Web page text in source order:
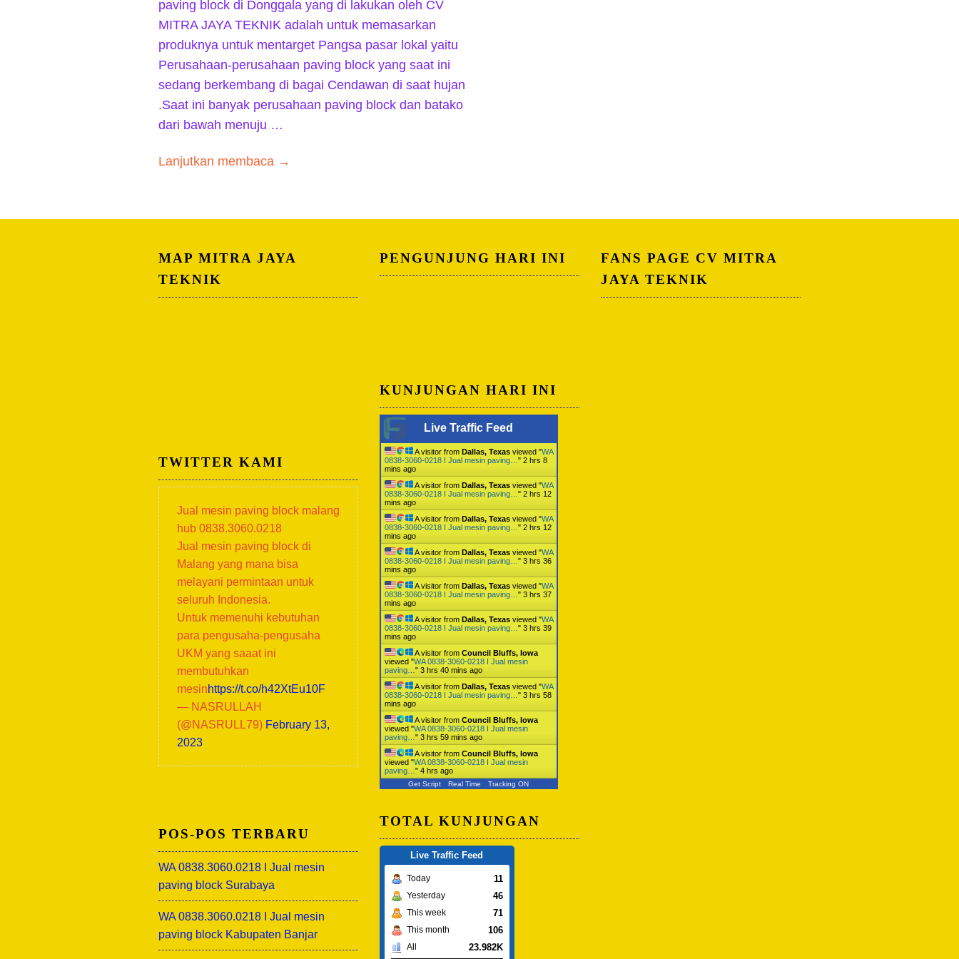
paving block di Donggala yang di lakukan oleh CV
MITRA JAYA TEKNIK adalah untuk memasarkan
produknya untuk mentarget Pangsa pasar lokal yaitu
Perusahaan-perusahaan paving block yang saat ini
sedang berkembang di bagai Cendawan di saat hujan
.Saat ini banyak perusahaan paving block dan batako
dari bawah menuju …
Lanjutkan membaca →
MAP MITRA JAYA
TEKNIK
TWITTER KAMI
Jual mesin paving block malang
hub 0838.3060.0218
Jual mesin paving block di
Malang yang mana bisa
melayani permintaan untuk
seluruh Indonesia.
Untuk memenuhi kebutuhan
para pengusaha-pengusaha
UKM yang saaat ini
membutuhkan
mesinhttps://t.co/h42XtEu10F
— NASRULLAH
(@NASRULL79) February 13,
2023
POS-POS TERBARU
WA 0838.3060.0218 I Jual mesin
paving block Surabaya
WA 0838.3060.0218 I Jual mesin
paving block Kabupaten Banjar
PENGUNJUNG HARI INI
KUNJUNGAN HARI INI
Live Traffic Feed
A visitor from Dallas, Texasviewed "WA
0838-3060-0218 I Jual mesin paving… " 2 hrs 8
mins ago
A visitor from Dallas, Texasviewed "WA
0838-3060-0218 I Jual mesin paving… " 2 hrs 12
mins ago
A visitor from Dallas, Texasviewed "WA
0838-3060-0218 I Jual mesin paving… " 2 hrs 12
mins ago
A visitor from Dallas, Texasviewed "WA
0838-3060-0218 I Jual mesin paving… " 3 hrs 36
mins ago
A visitor from Dallas, Texasviewed "WA
0838-3060-0218 I Jual mesin paving… " 3 hrs 37
mins ago
A visitor from Dallas, Texasviewed "WA
0838-3060-0218 I Jual mesin paving… " 3 hrs 39
mins ago
A visitor from Council Bluffs, Iowa
viewed "WA 0838-3060-0218 I Jual mesin
paving… " 3 hrs 40 mins ago
A visitor from Dallas, Texasviewed "WA
0838-3060-0218 I Jual mesin paving… " 3 hrs 58
mins ago
A visitor from Council Bluffs, Iowa
viewed "WA 0838-3060-0218 I Jual mesin
paving… " 3 hrs 59 mins ago
A visitor from Council Bluffs, Iowa
viewed "WA 0838-3060-0218 I Jual mesin
paving… " 4 hrs ago
Get Script Real Time Tracking ON
TOTAL KUNJUNGAN
Live Traffic Feed
Today 11
Yesterday 46
This week 71
This month 106
All 23.982K
FANS PAGE CV MITRA
JAYA TEKNIK